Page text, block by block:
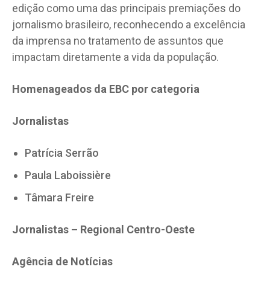
edição como uma das principais premiações do
jornalismo brasileiro, reconhecendo a excelência
da imprensa no tratamento de assuntos que
impactam diretamente a vida da população.
Homenageados da EBC por categoria
Jornalistas
Patrícia Serrão
Paula Laboissière
Tâmara Freire
Jornalistas – Regional Centro-Oeste
Agência de Notícias